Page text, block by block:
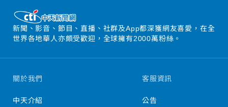
新聞、影音、節目、直播、社群及App都深獲網友喜愛，在全
世界各地華人亦頗受歡迎，全球擁有2000萬粉絲。
關於我們
中天介紹
客服資訊
公告